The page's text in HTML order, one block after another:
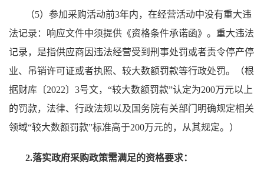
（5） 参加采购活动前3年内，在经营活动中没有重大违
法记录：响应文件中须提供《资格条件承诺函》。重大违法
记录，是指供应商因违法经营受到刑事处罚或者责令停产停
业、吊销许可证或者执照、较大数额罚款等行政处罚。（根
据财库〔2022〕3号文，“较大数额罚款”认定为200万元以上
的罚款，法律、行政法规以及国务院有关部门明确规定相关
领域“较大数额罚款”标准高于200万元的，从其规定。）
2.落实政府采购政策需满足的资格要求：